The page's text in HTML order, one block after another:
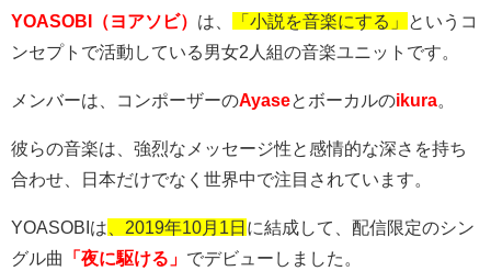
YOASOBI（ヨアソビ） は、 「小説を音楽にする」
というコ
ンセプトで活動している男女2 人組の音楽ユニットです。
メンバーは、コンポーザーのAyaseとボーカルのikura
彼らの音楽は、強烈なメッセージ性と感情的な深さを持ち
合わせ、日本だけでなく世界中で注目されています。
YOASOBI は 、2019年10月1日 に結成して、配信限定のシン
グル曲
「夜に駆ける」 でデビューしました。